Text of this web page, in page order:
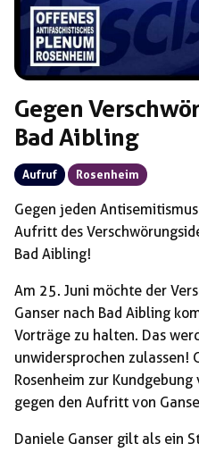
Gegen
Bad Aibling
Aufruf Rosenheim
Gegen jeden
Aufritt des
Bad Aibling!
Am 25. Juni möchte der
Ganser nach Bad Aibling
Vorträge zu halten. Das
unwidersprochen zulassen!
Rosenheim zur
gegen den Aufritt von
Daniele Ganser gilt als ein